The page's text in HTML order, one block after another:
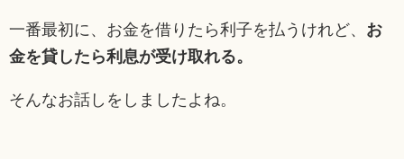
一番最初に、お金を借りたら利子を払うけれど、 お
金を貸したら利息が受け取れる。
そんなお話しをしましたよね。